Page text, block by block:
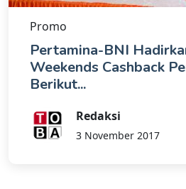
Promo
Pertamina-BNI
Weekends Cashback
Berikut...
Redaksi
3 November 2017